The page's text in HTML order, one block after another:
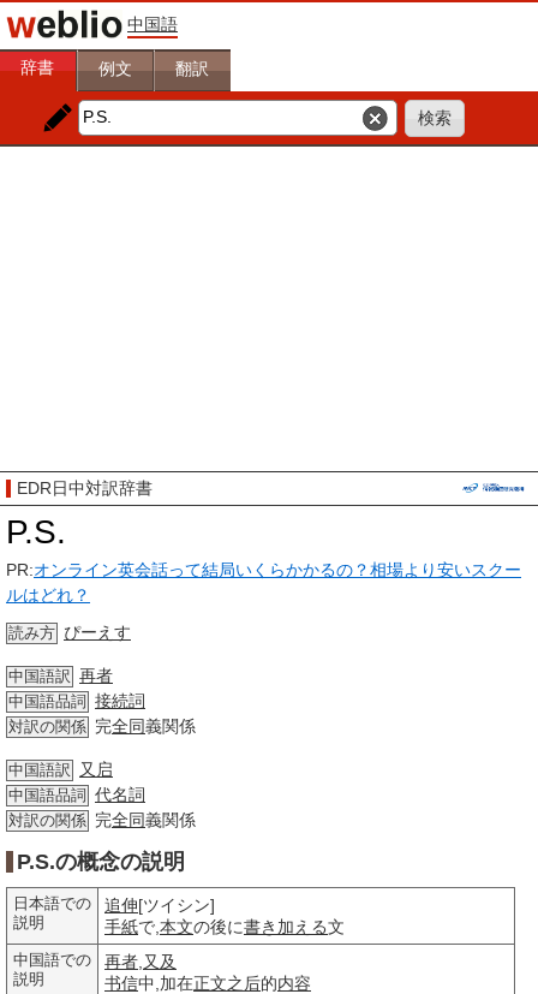
中国語
辞書 例文 翻訳
EDR日中対訳辞書
P.S.
PR:オンライン英会話って結局いくらかかるの？相場より安いスクー
ルはどれ？
読み方 ぴーえす
中国語訳 再者
中国語品詞 接続詞
対訳の関係 完全同義関係
中国語訳 又启
中国語品詞 代名詞
対訳の関係 完全同義関係
P.S.の概念の説明
日本語での
説明
追伸[ツイシン]
手紙で, 本文の後に書き加える文
中国語での
説明
再者 又及
书信中,加在正文之后的内容